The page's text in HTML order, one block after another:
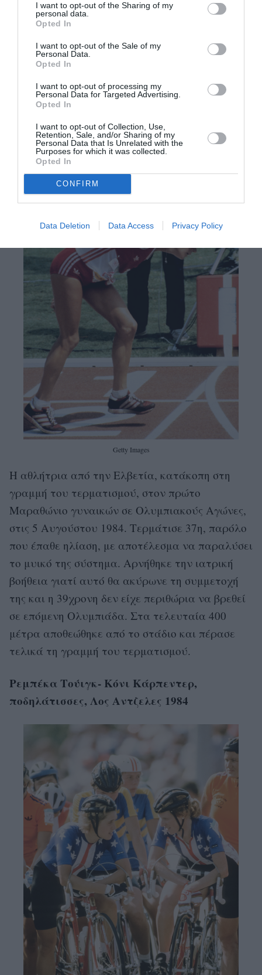
I want to opt-out of the Sharing of my
personal data.
Opted In
I want to opt-out of the Sale of my
Personal Data.
Opted In
I want to opt-out of processing my
Personal Data for Targeted Advertising.
Opted In
I want to opt-out of Collection, Use,
Retention, Sale, and/or Sharing of my
Personal Data that Is Unrelated with the
Purposes for which it was collected.
Opted In
CONFIRM
Data Deletion Data Access Privacy Policy
Μαραθώνιο σε Ολυμπιακούς Αγώνες μόλις το
1984 στην 23η διοργάνωση στο Λος Αντζελες. Η
Αμερικανίδα Τζόαν Μπενουά (με 2 ώρες και 24
λεπτά) κατέκτησε την πρώτη θέση.
Γκαμπριέλα Άντερσεν – Σάις,
μαραθωνοδρόμος, Λος Αντζελες, 1984
Getty Images
Η αθλήτρια από την Ελβετία, κατάκοπη στη
γραμμή του τερματισμού, στον πρώτο
Μαραθώνιο γυναικών σε Ολυμπιακούς Αγώνες,
στις 5 Αυγούστου 1984. Τερμάτισε 37η, παρόλο
που έπαθε ηλίαση, με αποτέλεσμα να παραλύσει
το μυικό της σύστημα. Αρνήθηκε την ιατρική
βοήθεια γιατί αυτό θα ακύρωνε τη συμμετοχή
της και η 39χρονη δεν είχε περιθώρια να βρεθεί
σε επόμενη Ολυμπιάδα. Στα τελευταία 400
μέτρα αποθεώθηκε από το στάδιο και πέρασε
τελικά τη γραμμή του τερματισμού.
Ρεμπέκα Τούιγκ- Κόνι Κάρπεντερ,
ποδηλάτισσες, Λος Αντζελες 1984